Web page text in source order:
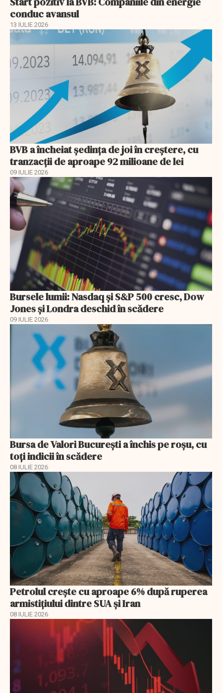
conduc avansul
13 IULIE 2026
BVB a încheiat ședința de joi în creștere, cu
tranzacții de aproape 92 milioane de lei
09 IULIE 2026
Bursele lumii: Nasdaq și S&P 500 cresc, Dow
Jones și Londra deschid în scădere
09 IULIE 2026
Bursa de Valori București a închis pe roșu, cu
toți indicii în scădere
08 IULIE 2026
Petrolul crește cu aproape 6% după ruperea
armistițiului dintre SUA și Iran
08 IULIE 2026